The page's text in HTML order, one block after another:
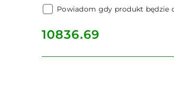
Powiadom gdy produkt będzie
cena:
10836.69